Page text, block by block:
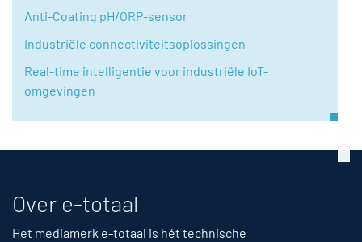
Anti-Coating pH/ORP-sensor
Industriële connectiviteitsoplossingen
Real-time intelligentie voor industriële IoT-
omgevingen
Over e-totaal
Het mediamerk e-totaal is hét technische